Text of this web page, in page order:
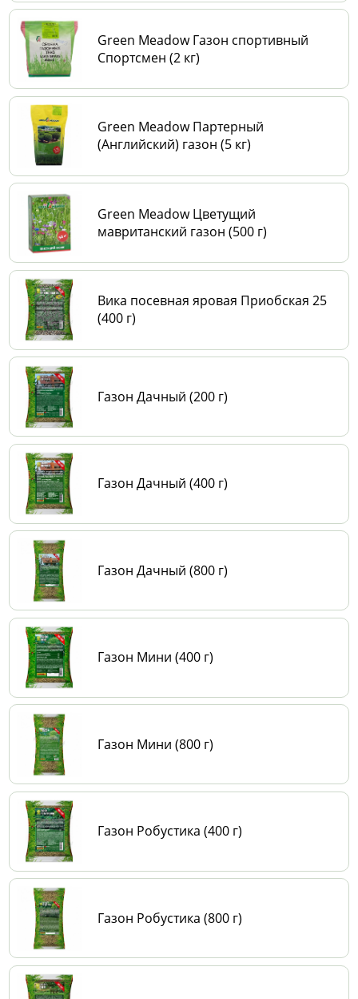
Green Meadow Газон спортивный
Спортсмен (2 кг)
Green Meadow Партерный
(Английский) газон (5 кг)
Green Meadow Цветущий
мавританский газон (500 г)
Вика посевная яровая Приобская 25
(400 г)
Газон Дачный (200 г)
Газон Дачный (400 г)
Газон Дачный (800 г)
Газон Мини (400 г)
Газон Мини (800 г)
Газон Робустика (400 г)
Газон Робустика (800 г)